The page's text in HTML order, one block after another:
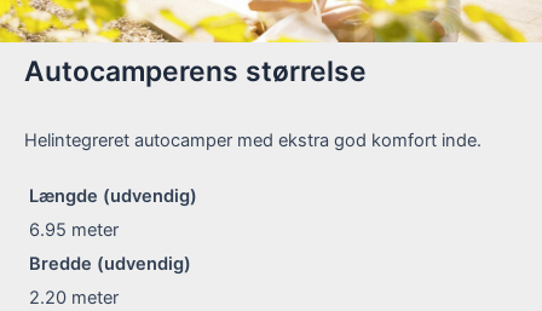
Autocamperens størrelse
Helintegreret autocamper med ekstra god komfort inde.
Længde (udvendig)
6.95 meter
Bredde (udvendig)
2.20 meter